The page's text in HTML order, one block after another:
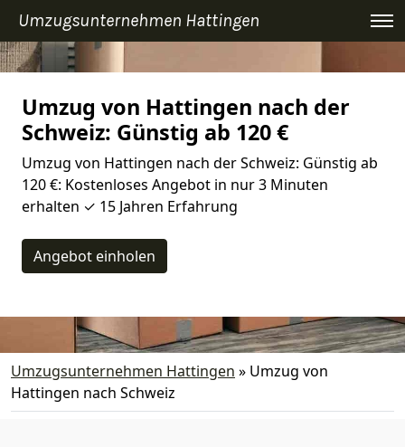
Umzugsunternehmen Hattingen
Umzug von Hattingen nach der
Schweiz: Günstig ab 120 €
Umzug von Hattingen nach der Schweiz: Günstig ab
120 €: Kostenloses Angebot in nur 3 Minuten
erhalten ✓ 15 Jahren Erfahrung
Angebot einholen
Umzugsunternehmen Hattingen » Umzug von
Hattingen nach Schweiz